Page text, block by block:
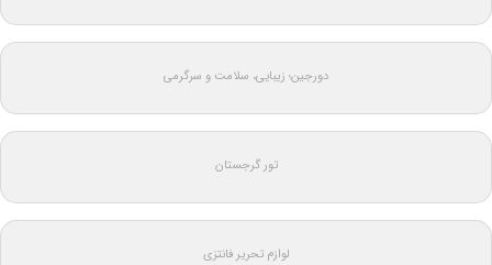
دورجین؛ زیبایی، سلامت و سرگرمی
تور گرجستان
لوازم تحریر فانتزی